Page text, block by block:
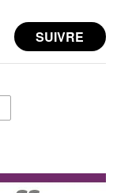
SUIVRE